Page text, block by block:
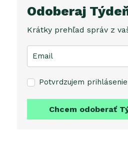
Odoberaj
Krátky prehľad správ z
Potvrdzujem prihlásenie
Chcem odoberať